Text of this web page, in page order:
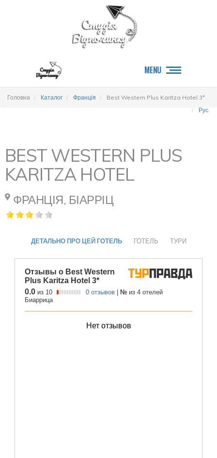
MENU
Головна Каталог Франція
Best Western Plus Karitza Hotel 3*
Рус.
BEST WESTERN PLUS
KARITZA HOTEL
ФРАНЦІЯ, БІАРРІЦ
ДЕТАЛЬНО ПРО ЦЕЙ ГОТЕЛЬ ГОТЕЛЬ ТУРИ